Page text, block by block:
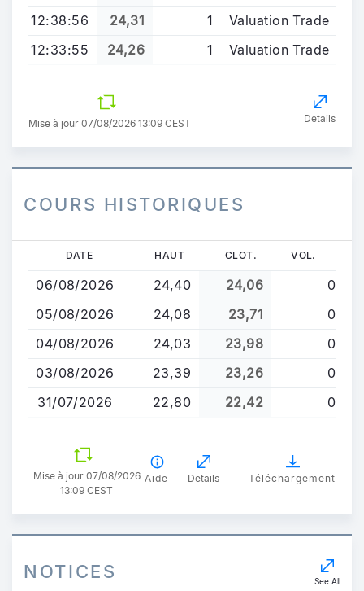
12:38:56
24,31 1
Valuation Trade
12:33:55
24,26 1 Valuation Trade
Mise à jour 07/08/2026 13:09 CEST Details
COURS HISTORIQUES
contenu
principal
DATE HAUT CLOT. VOL.
06/08/2026 24,40 24,06
0
05/08/2026
24,08 23,71
0
04/08/2026
24,03 23,98
0
03/08/2026
23,39 23,26
0
31/07/2026
22,80 22,42 0
Mise à jour 07/08/2026
13:09 CEST
Aide Details Téléchargement
NOTICES See All